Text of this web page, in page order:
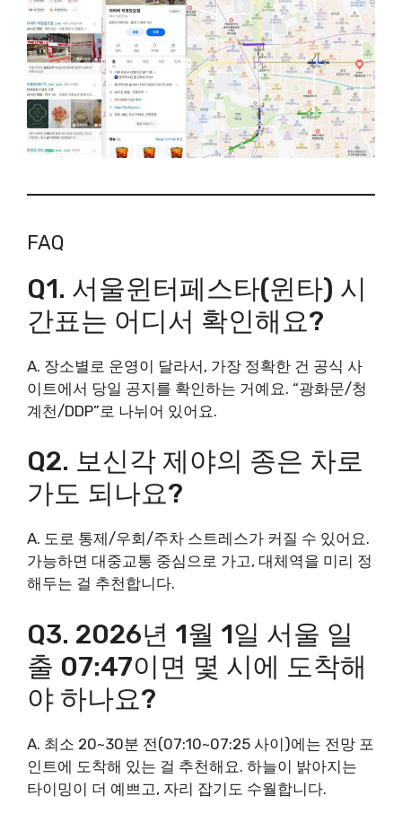
FAQ
Q1. 서울윈터페스타(윈타) 시
간표는 어디서 확인해요?
A. 장소별로 운영이 달라서, 가장 정확한 건 공식 사
이트에서 당일 공지를 확인하는 거예요. “광화문/청
계천/DDP”로 나뉘어 있어요.
Q2. 보신각 제야의 종은 차로
가도 되나요?
A. 도로 통제/우회/주차 스트레스가 커질 수 있어요.
가능하면 대중교통 중심으로 가고, 대체역을 미리 정
해두는 걸 추천합니다.
Q3. 2026년 1월 1일 서울 일
출 07:47이면 몇 시에 도착해
야 하나요?
A. 최소 20~30분 전(07:10~07:25 사이)에는 전망 포
인트에 도착해 있는 걸 추천해요. 하늘이 밝아지는
타이밍이 더 예쁘고, 자리 잡기도 수월합니다.